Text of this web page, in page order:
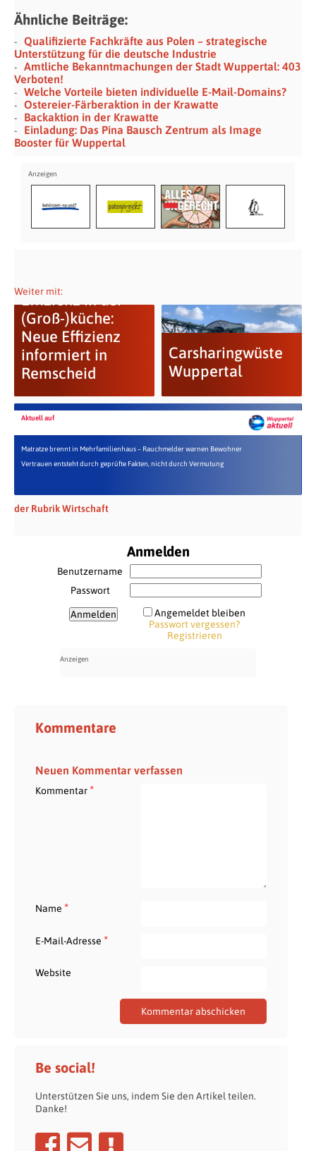
Ähnliche Beiträge:
Qualifizierte Fachkräfte aus Polen – strategische
Unterstützung für die deutsche Industrie
Amtliche Bekanntmachungen der Stadt Wuppertal: 403
Verboten!
Welche Vorteile bieten individuelle E-Mail-Domains?
Ostereier-Färberaktion in der Krawatte
Backaktion in der Krawatte
Einladung: Das Pina Bausch Zentrum als Image
Booster für Wuppertal
Weiter mit:
Effizienz in der
(Groß-)küche:
Neue Effizienz
informiert in
Remscheid
Carsharingwüste
Wuppertal
Aktuell auf
Matratze brennt in Mehrfamilienhaus – Rauchmelder warnen Bewohner
Vertrauen entsteht durch geprüfte Fakten, nicht durch Vermutung
der Rubrik Wirtschaft
Anmelden
Benutzername
Passwort
Angemeldet bleiben
Passwort vergessen?
Registrieren
Kommentare
Neuen Kommentar verfassen
Kommentar*
Name *
E-Mail-Adresse *
Website
Be social!
Unterstützen Sie uns, indem Sie den Artikel teilen.
Danke!